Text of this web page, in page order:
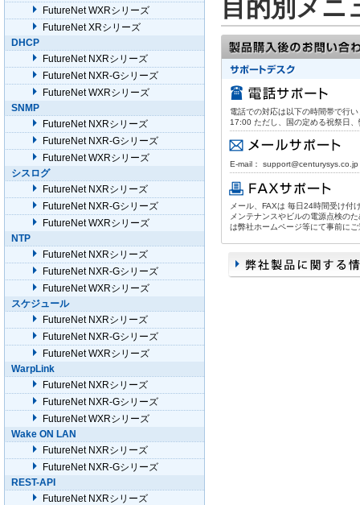
目的別メニ
電話での対応は以下の時間帯で行
17:00 ただし、国の定める祝祭日
E-mail： support@centurysys.co.jp
メール、FAXは 毎日24時間受け付
メンテナンスやビルの電源点検の
は弊社ホームページ等にて事前に
FutureNet WXRシリーズ
FutureNet XRシリーズ
DHCP
FutureNet NXRシリーズ
FutureNet NXR-Gシリーズ
FutureNet WXRシリーズ
SNMP
FutureNet NXRシリーズ
FutureNet NXR-Gシリーズ
FutureNet WXRシリーズ
シスログ
FutureNet NXRシリーズ
FutureNet NXR-Gシリーズ
FutureNet WXRシリーズ
NTP
FutureNet NXRシリーズ
FutureNet NXR-Gシリーズ
FutureNet WXRシリーズ
スケジュール
FutureNet NXRシリーズ
FutureNet NXR-Gシリーズ
FutureNet WXRシリーズ
WarpLink
FutureNet NXRシリーズ
FutureNet NXR-Gシリーズ
FutureNet WXRシリーズ
Wake ON LAN
FutureNet NXRシリーズ
FutureNet NXR-Gシリーズ
REST-API
FutureNet NXRシリーズ